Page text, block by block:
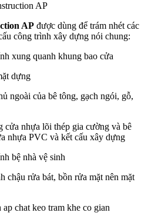
AP
AP được dùng để trám nhét các
công trình xây dựng nói chung:
quanh khung bao cửa
dựng
của bê tông, gạch ngói, gỗ,
nhựa lõi thép gia cường và bê
nhựa PVC và kết cấu xây dựng
bệ nhà vệ sinh
rửa bát, bồn rửa mặt nên mặt